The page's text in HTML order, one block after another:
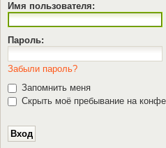
Имя пользователя:
Пароль:
Забыли пароль?
Запомнить меня
Скрыть моё пребывание на